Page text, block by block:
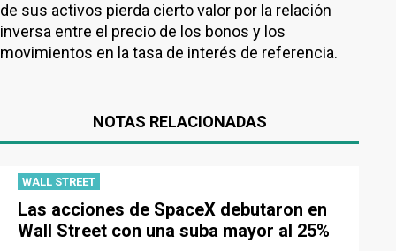
de sus activos pierda cierto valor por la relación
inversa entre el precio de los bonos y los
movimientos en la tasa de interés de referencia.
NOTAS RELACIONADAS
WALL STREET
Las acciones de SpaceX debutaron en
Wall Street con una suba mayor al 25%